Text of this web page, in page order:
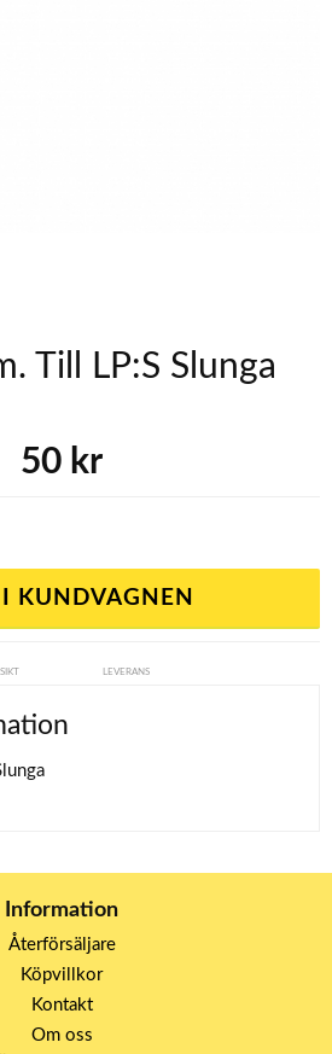
Till LP:S Slunga
50 kr
I KUNDVAGNEN
LEVERANS
Information
Återförsäljare
Köpvillkor
Kontakt
Om oss